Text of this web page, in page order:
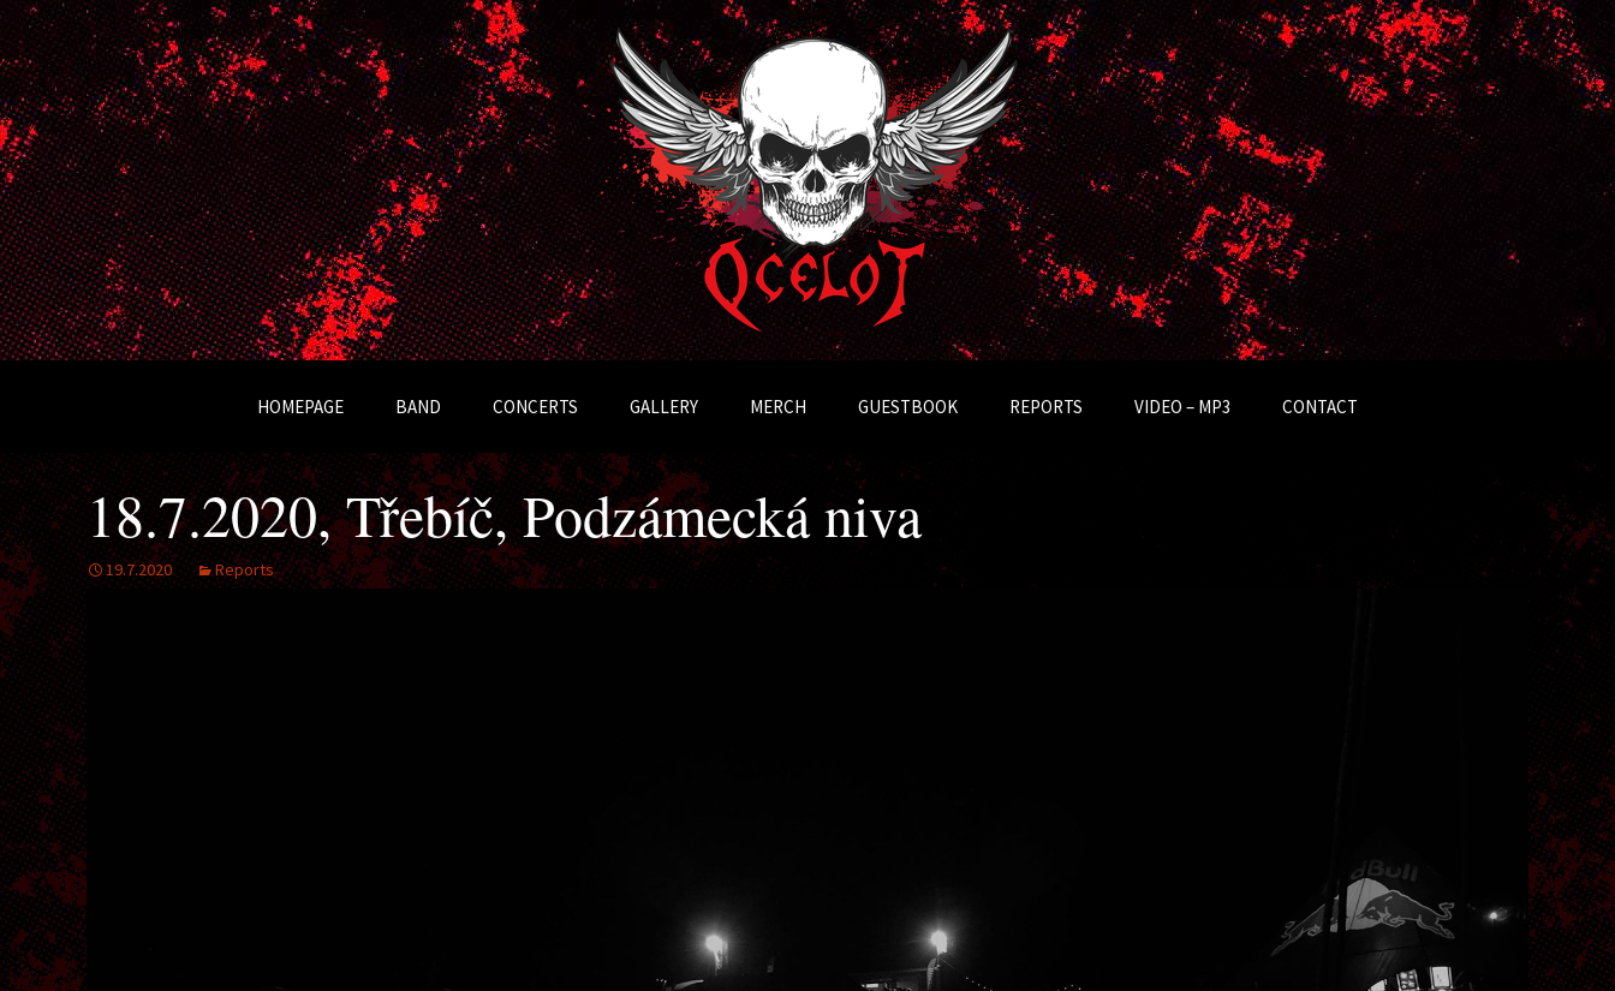
OCELOT
webu
HOMEPAGE BAND CONCERTS GALLERY MERCH GUESTBOOK REPORTS VIDEO – MP3 CONTACT
18.7.2020, Třebíč, Podzámecká niva
19.7.2020 Reports